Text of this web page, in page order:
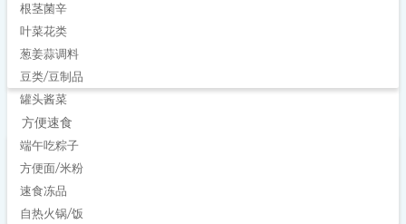
根茎菌辛
叶菜花类
葱姜蒜调料
豆类/豆制品
罐头酱菜
方便速食
端午吃粽子
方便面/米粉
速食冻品
自热火锅/饭